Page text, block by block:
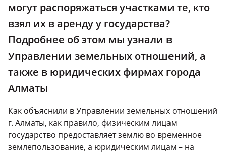
могут распоряжаться участками те, кто
взял их в аренду у государства?
Подробнее об этом мы узнали в
Управлении земельных отношений, а
также в юридических фирмах города
Алматы
Как объяснили в Управлении земельных отношений
г. Алматы, как правило, физическим лицам
государство предоставляет землю во временное
землепользование, а юридическим лицам – на